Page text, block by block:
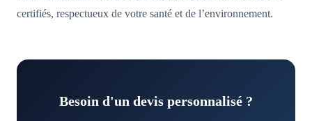
certifiés, respectueux de votre santé et de l’environnement.
Besoin d'un devis personnalisé ?